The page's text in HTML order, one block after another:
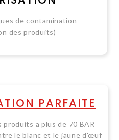
de contamination
des produits)
PARFAITE
a plus de 70 BAR
le blanc et le jaune d'œuf